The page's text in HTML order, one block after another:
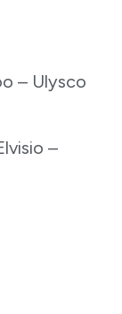
– Ulysco
–